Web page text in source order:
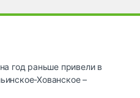
год раньше привели в
Хованское –